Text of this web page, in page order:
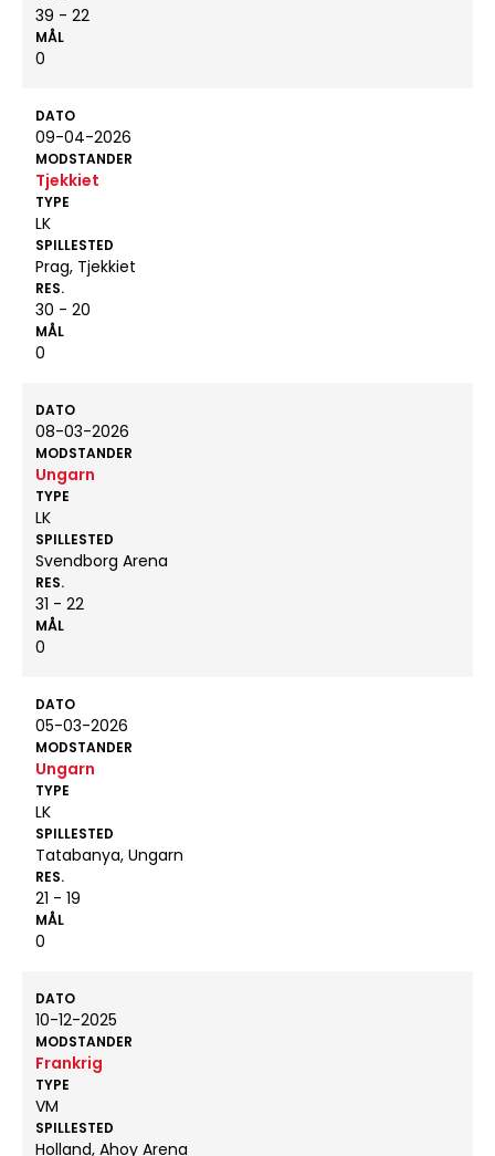
39 - 22
MÅL
0
DATO
09-04-2026
MODSTANDER
Tjekkiet
TYPE
LK
SPILLESTED
Prag, Tjekkiet
RES.
30 - 20
MÅL
0
DATO
08-03-2026
MODSTANDER
Ungarn
TYPE
LK
SPILLESTED
Svendborg Arena
RES.
31 - 22
MÅL
0
DATO
05-03-2026
MODSTANDER
Ungarn
TYPE
LK
SPILLESTED
Tatabanya, Ungarn
RES.
21 - 19
MÅL
0
DATO
10-12-2025
MODSTANDER
Frankrig
TYPE
VM
SPILLESTED
Holland, Ahoy Arena